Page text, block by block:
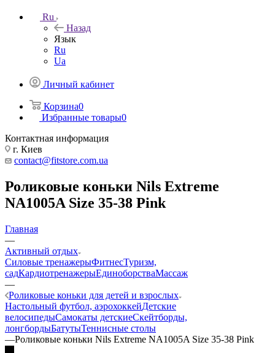
Ru
Назад
Язык
Ru
Ua
Личный кабинет
Корзина0
Избранные товары0
Контактная информация
г. Киев
contact@fitstore.com.ua
Роликовые коньки Nils Extreme
NA1005A Size 35-38 Pink
Главная
—
Активный отдых
Силовые тренажерыФитнесТуризм,
садКардиотренажерыЕдиноборстваМассаж
—
Роликовые коньки для детей и взрослых
Настольный футбол, аэрохоккейДетские
велосипедыСамокаты детскиеСкейтборды,
лонгбордыБатутыТеннисные столы
—Роликовые коньки Nils Extreme NA1005A Size 35-38 Pink